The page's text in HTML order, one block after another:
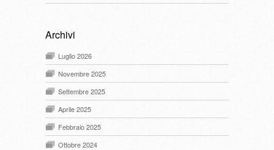
Archivi
Luglio 2026
Novembre 2025
Settembre 2025
Aprile 2025
Febbraio 2025
Ottobre 2024